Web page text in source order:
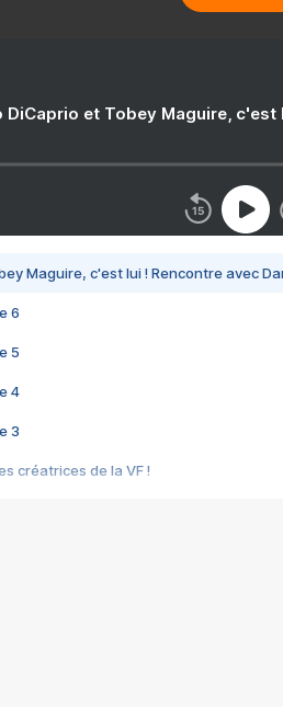
DiCaprio et Tobey Maguire,
Maguire, c'est lui ! Rencontre avec
6
5
4
3
créatrices de la VF !